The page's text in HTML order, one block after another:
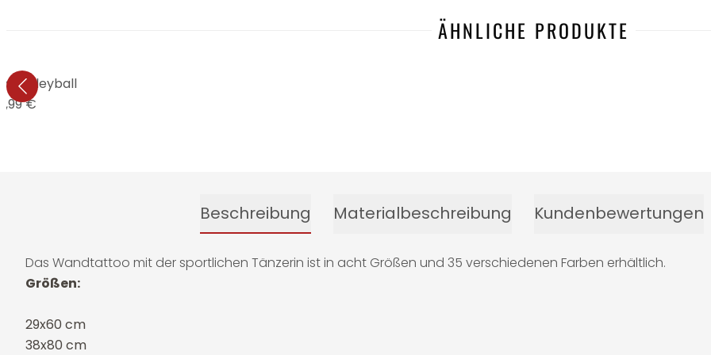
ÄHNLICHE PRODUKTE
Volleyball
€
Beschreibung Materialbeschreibung Kundenbewertungen
Das Wandtattoo mit der sportlichen Tänzerin ist in acht Größen und 35 verschiedenen Farben erhältlich.
Größen:
29x60 cm
38x80 cm